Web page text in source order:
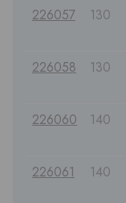
226057 130
226058 130
226060 140
226061 140